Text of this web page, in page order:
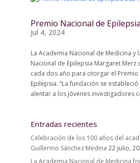
Premio Nacional de
Jul 4, 2024
La Academia Nacional de Medicina y
Nacional de Epilepsia Margaret Merz
cada dos año para otorgar el Premio
Epilepsia. “La fundación se
alentar a los jóvenes investigadores
Entradas recientes
Celebración de los 100 años del
Guillermo Sánchez Medina 22 julio,
La Academia Nacional de Medicina